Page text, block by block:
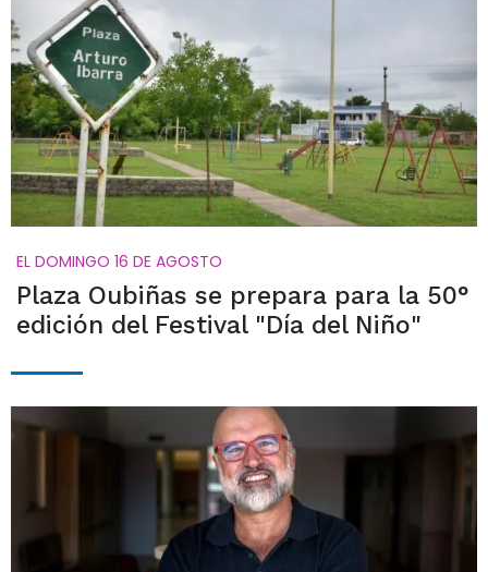
EL DOMINGO 16 DE AGOSTO
Plaza Oubiñas se prepara para la 50°
edición del Festival "Día del Niño"